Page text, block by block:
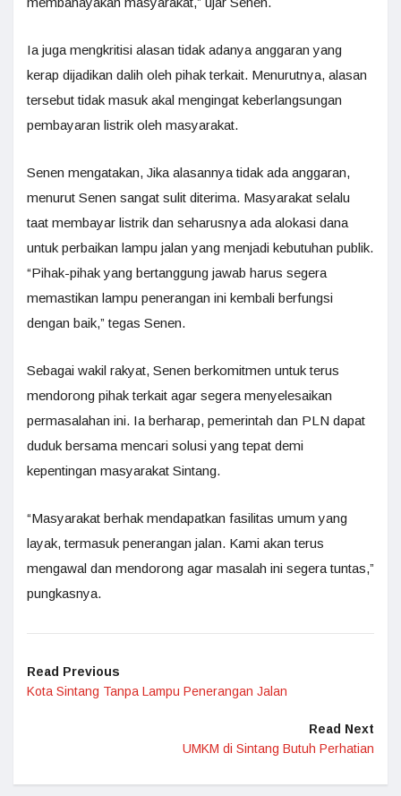
Ia juga mengkritisi alasan tidak adanya anggaran yang
kerap dijadikan dalih oleh pihak terkait. Menurutnya, alasan
tersebut tidak masuk akal mengingat keberlangsungan
pembayaran listrik oleh masyarakat.
Senen mengatakan, Jika alasannya tidak ada anggaran,
menurut Senen sangat sulit diterima. Masyarakat selalu
taat membayar listrik dan seharusnya ada alokasi dana
untuk perbaikan lampu jalan yang menjadi kebutuhan publik.
“Pihak-pihak yang bertanggung jawab harus segera
memastikan lampu penerangan ini kembali berfungsi
dengan baik,” tegas Senen.
Sebagai wakil rakyat, Senen berkomitmen untuk terus
mendorong pihak terkait agar segera menyelesaikan
permasalahan ini. Ia berharap, pemerintah dan PLN dapat
duduk bersama mencari solusi yang tepat demi
kepentingan masyarakat Sintang.
“Masyarakat berhak mendapatkan fasilitas umum yang
layak, termasuk penerangan jalan. Kami akan terus
mengawal dan mendorong agar masalah ini segera tuntas,”
pungkasnya.
Read Previous
Kota Sintang Tanpa Lampu Penerangan Jalan
Read Next
UMKM di Sintang Butuh Perhatian